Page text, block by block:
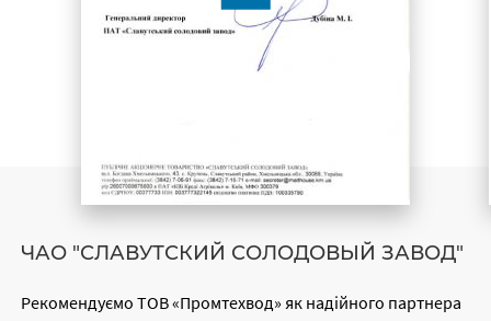
ЧАО "СЛАВУТСКИЙ СОЛОДОВЫЙ ЗАВОД"
Рекомендуємо ТОВ «Промтехвод» як надiйного партнера